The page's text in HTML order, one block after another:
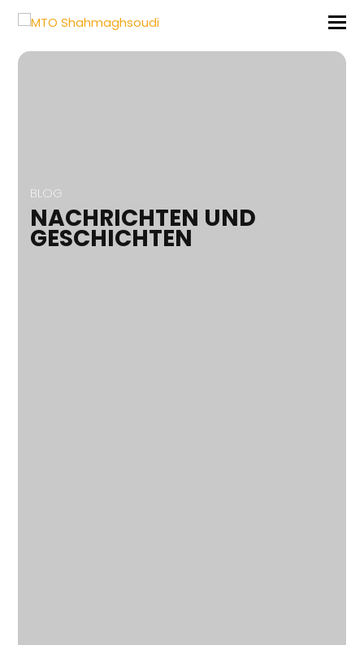
BLOG
NACHRICHTEN UND
GESCHICHTEN